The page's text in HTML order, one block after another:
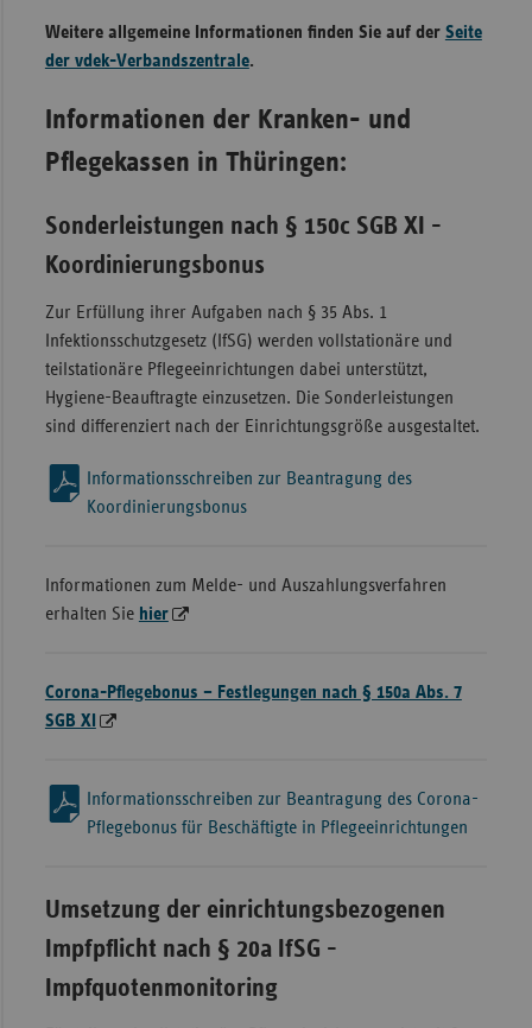
Weitere allgemeine Informationen finden Sie auf der Seite
der vdek-Verbandszentrale.
Informationen der Kranken- und
Pflegekassen in Thüringen:
Sonderleistungen nach § 150c SGB XI -
Koordinierungsbonus
Zur Erfüllung ihrer Aufgaben nach § 35 Abs. 1
Infektionsschutzgesetz (IfSG) werden vollstationäre und
teilstationäre Pflegeeinrichtungen dabei unterstützt,
Hygiene-Beauftragte einzusetzen. Die Sonderleistungen
sind differenziert nach der Einrichtungsgröße ausgestaltet.
Informationsschreiben zur Beantragung des
Koordinierungsbonus
Informationen zum Melde- und Auszahlungsverfahren
erhalten Sie hier
Corona-Pflegebonus – Festlegungen nach § 150a Abs. 7
SGB XI
Informationsschreiben zur Beantragung des Corona-
Pflegebonus für Beschäftigte in Pflegeeinrichtungen
Umsetzung der einrichtungsbezogenen
Impfpflicht nach § 20a IfSG -
Impfquotenmonitoring